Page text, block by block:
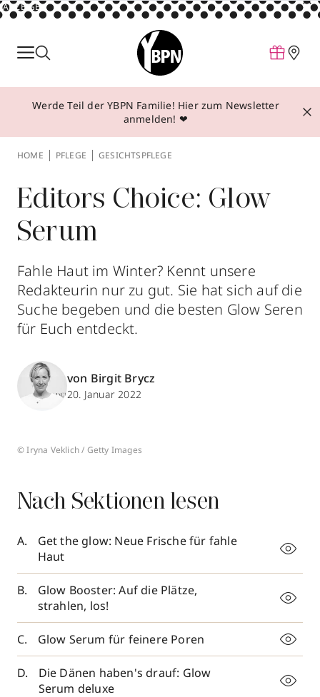
ANZEIGE
Parfum
Make-up
Behandlungen
Über YBPN
Aktionen
Storefinder
Werde Teil der YBPN Familie! Hier zum Newsletter
anmelden! ❤
HOME PFLEGE GESICHTSPFLEGE
Editors Choice: Glow
Serum
Fahle Haut im Winter? Kennt unsere
Redakteurin nur zu gut. Sie hat sich auf die
Suche begeben und die besten Glow Seren
für Euch entdeckt.
von Birgit Brycz
20. Januar 2022
© Iryna Veklich / Getty Images
Nach Sektionen lesen
Get the glow: Neue Frische für fahle
Haut
Glow Booster: Auf die Plätze,
strahlen, los!
Glow Serum für feinere Poren
Die Dänen haben's drauf: Glow
Serum deluxe